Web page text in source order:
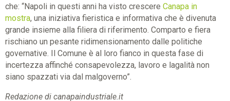
che: “Napoli in questi anni ha visto crescere Canapa in
mostra, una iniziativa fieristica e informativa che è divenuta
grande insieme alla filiera di riferimento. Comparto e fiera
rischiano un pesante ridimensionamento dalle politiche
governative. Il Comune è al loro fianco in questa fase di
incertezza affinché consapevolezza, lavoro e lagalità non
siano spazzati via dal malgoverno”.
Redazione di canapaindustriale.it